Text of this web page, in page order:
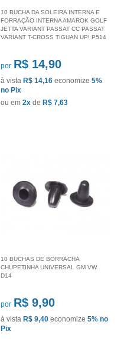
10 BUCHA DA SOLEIRA INTERNA E
FORRAÇÃO INTERNA AMAROK GOLF
JETTA VARIANT PASSAT CC PASSAT
VARIANT T-CROSS TIGUAN UP! P514
por R$ 14,90
à vista R$ 14,16 economize 5%
no Pix
ou em 2x de R$ 7,63
10 BUCHAS DE BORRACHA
CHUPETINHA UNIVERSAL GM VW
D14
por R$ 9,90
à vista R$ 9,40 economize 5% no
Pix